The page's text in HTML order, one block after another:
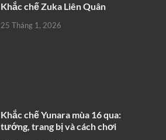
Khắc chế Zuka Liên Quân
25 Tháng 1, 2026
Khắc chế Yunara mùa 16 qua:
tướng, trang bị và cách chơi